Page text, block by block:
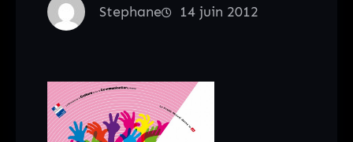
Stephane 14 juin 2012